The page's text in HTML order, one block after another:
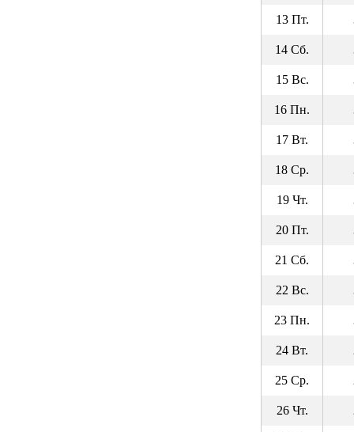
13 Пт.
14 Сб.
15 Вс.
16 Пн.
17 Вт.
18 Ср.
19 Чт.
20 Пт.
21 Сб.
22 Вс.
23 Пн.
24 Вт.
25 Ср.
26 Чт.